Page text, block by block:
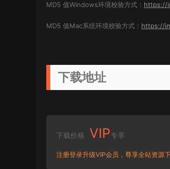
MD5 值Windows环境校验方式： https://
MD5 值Mac系统环境校验方式： https://
下载地址
下载价格 VIP专享
注册登录升级VIP会员，尊享全站资源